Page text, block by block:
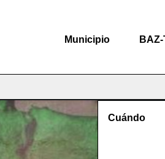
Municipio
Cuándo